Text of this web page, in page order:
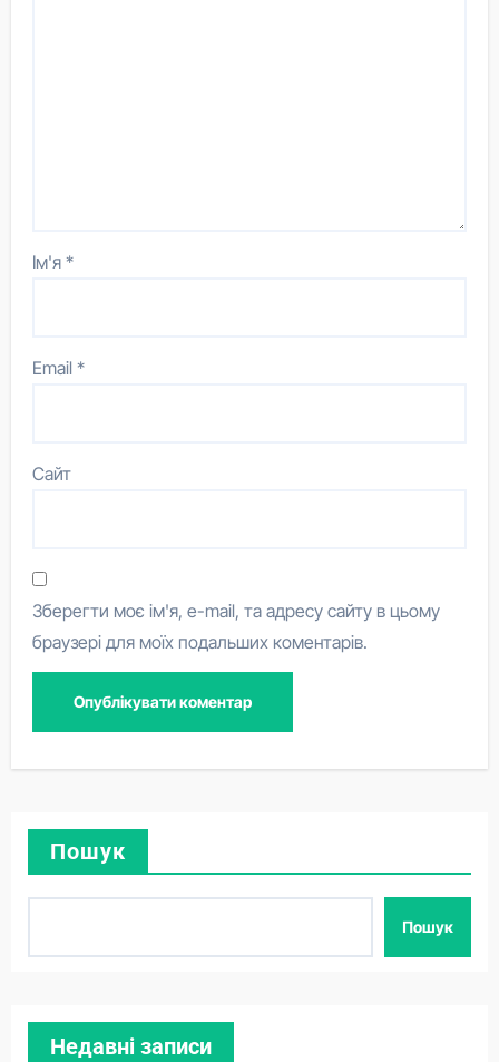
Ім'я*
Email*
Сайт
Зберегти моє ім'я, e-mail, та адресу сайту в цьому
браузері для моїх подальших коментарів.
Пошук
Пошук
Недавні записи